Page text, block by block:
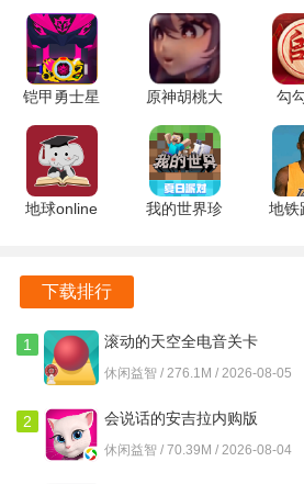
安全稳定的游戏环境，确保玩家的游
玩家的游戏体验。
1.6.2 安卓
版
拟器英文版
1.038.51
安卓版
铠甲勇士星
耀铠甲模拟
器 v1.0.38
安卓版
原神胡桃大
战史莱姆游
戏免费版
1.54.00 安
卓版
勾
地球online
我的世界珍
地铁
下载排行
1
滚动的天空全电音关卡
5.1.3 安卓版
休闲益智 / 276.1M / 2026-08-05
2
会说话的安吉拉内购版
3195 安卓版
休闲益智 / 70.39M / 2026-08-04